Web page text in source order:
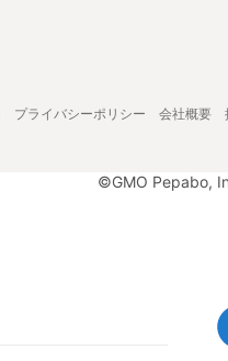
プライバシーポリシー 会社概要
©GMO Pepabo,